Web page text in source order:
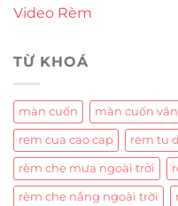
Video Rèm
TỪ KHOÁ
màn cuốn màn cuốn
rem cua cao cap rem tu
rèm che mưa ngoài trời
rèm che nắng ngoài trời